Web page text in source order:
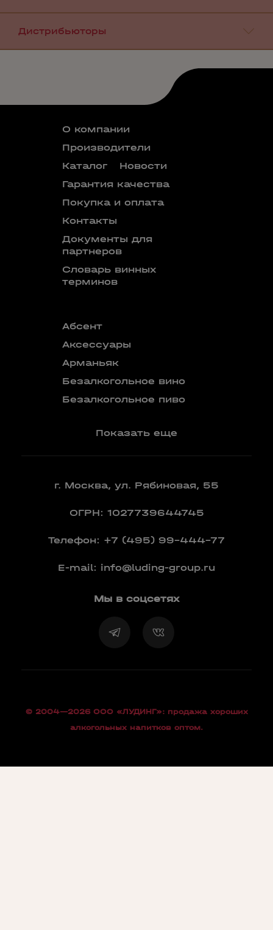
Дистрибьюторы
О компании
Производители
Каталог
Новости
Гарантия качества
Покупка и оплата
Контакты
Документы для
партнеров
Словарь винных
терминов
Абсент
Аксессуары
Арманьяк
Безалкогольное вино
Безалкогольное пиво
Показать еще
г. Москва, ул. Рябиновая, 55
ОГРН: 1027739644745
Телефон: +7 (495) 99-444-77
E-mail: info@luding-group.ru
Мы в соцсетях
© 2004—2026 OOO «ЛУДИНГ»: продажа хороших
алкогольных напитков оптом.